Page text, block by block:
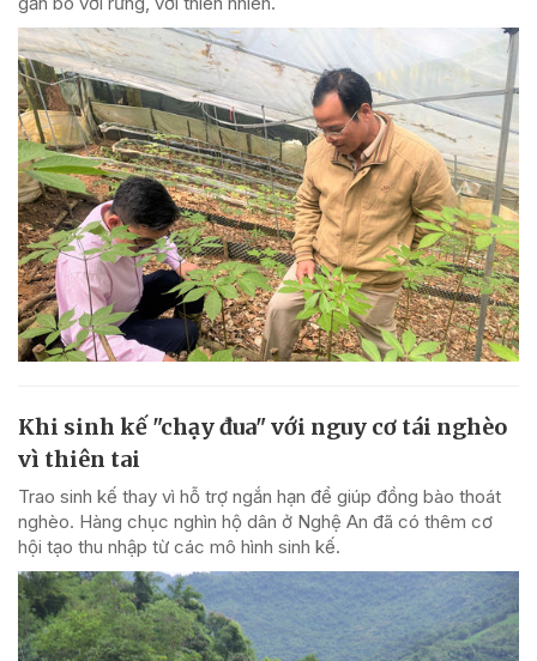
Khi sinh kế "chạy đua" với nguy cơ tái nghèo
vì thiên tai
Trao sinh kế thay vì hỗ trợ ngắn hạn để giúp đồng bào thoát
nghèo. Hàng chục nghìn hộ dân ở Nghệ An đã có thêm cơ
hội tạo thu nhập từ các mô hình sinh kế.